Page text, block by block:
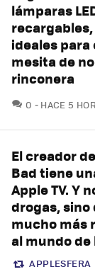
lámparas
ideales
mesita de
rinconera
0 HACE 5
El creador
Bad tiene
Apple TV. Y
drogas, sino
mucho más
al mundo
APPLESFERA